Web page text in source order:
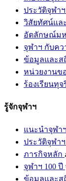
ประวัติจุฬาฯ
วิสัยทัศน์แล
อัตลักษณ์ม
จุฬาฯ กับคว
ข้อมูลและส
หน่วยงานข
ร้องเรียนทุ
รู้จักจุฬาฯ
แนะนำจุฬาฯ
ประวัติจุฬาฯ
ภารกิจหลัก
จุฬาฯ 100 ปี
ข้อมูลและส